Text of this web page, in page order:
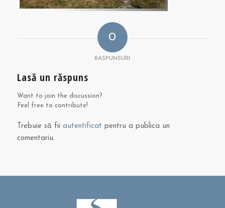
0
RASPUNSURI
Lasă un răspuns
Want to join the discussion?
Feel free to contribute!
Trebuie să fii autentificat pentru a publica un
comentariu.